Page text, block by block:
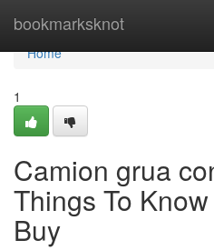
bookmarksknot
Home
Home
1
Camion grua
Things To
Buy